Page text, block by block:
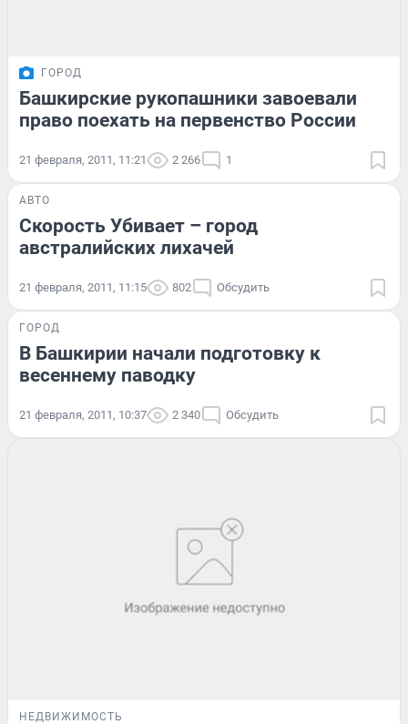
ГОРОД
Башкирские рукопашники завоевали
право поехать на первенство России
21 февраля, 2011, 11:21 2 266 1
АВТО
Скорость Убивает – город
австралийских лихачей
21 февраля, 2011, 11:15 802 Обсудить
ГОРОД
В Башкирии начали подготовку к
весеннему паводку
21 февраля, 2011, 10:37 2 340 Обсудить
НЕДВИЖИМОСТЬ